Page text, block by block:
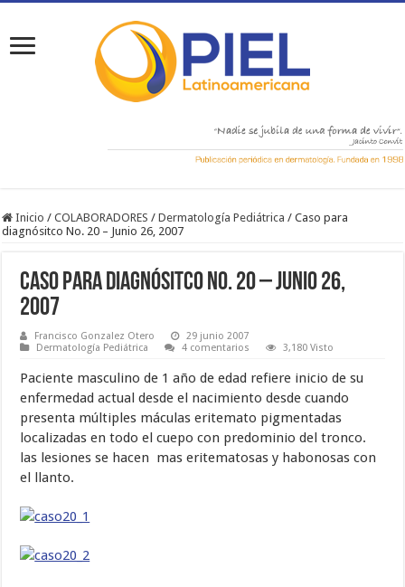
Inicio / COLABORADORES / Dermatología Pediátrica / Caso para
diagnósitco No. 20 – Junio 26, 2007
Caso para diagnósitco No. 20 – Junio 26,
2007
Francisco Gonzalez Otero
29 junio 2007
Dermatología Pediátrica
4 comentarios 3,180 Visto
Paciente masculino de 1 año de edad refiere inicio de su
enfermedad actual desde el nacimiento desde cuando
presenta múltiples máculas eritemato pigmentadas
localizadas en todo el cuepo con predominio del tronco.
las lesiones se hacen mas eritematosas y habonosas con
el llanto.